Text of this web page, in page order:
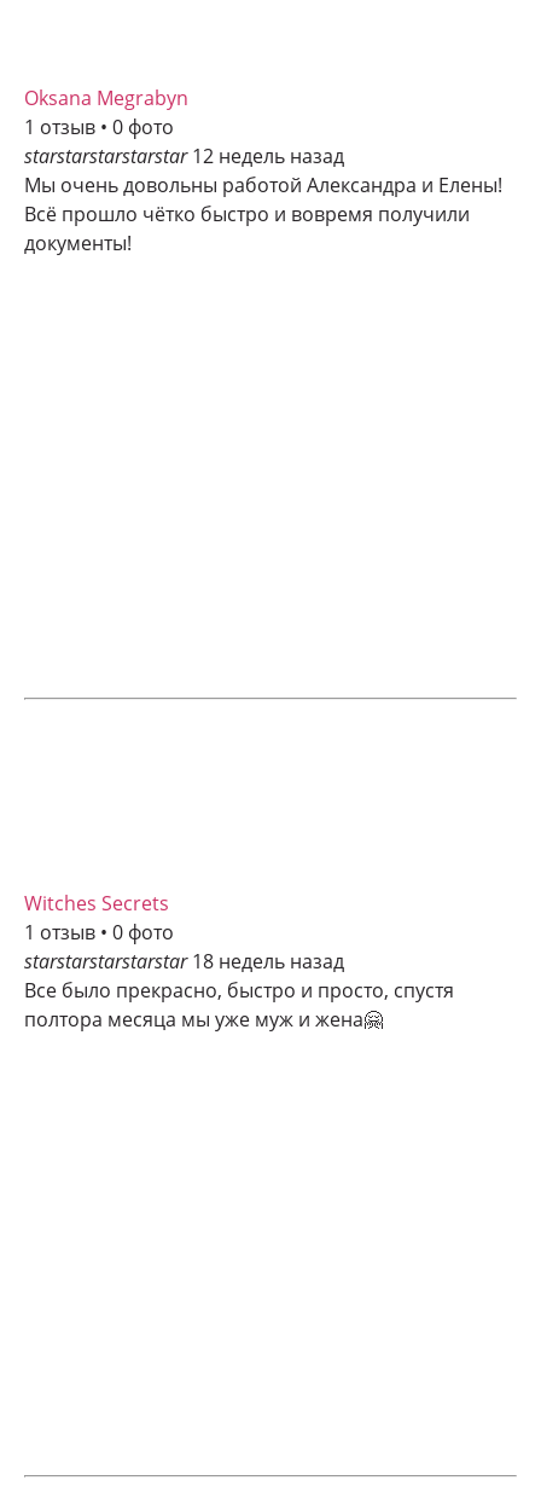
Oksana Megrabyn
1 отзыв • 0 фото
starstarstarstarstar 12 недель назад
Мы очень довольны работой Александра и Елены!
Всё прошло чётко быстро и вовремя получили
документы!
Witches Secrets
1 отзыв • 0 фото
starstarstarstarstar 18 недель назад
Все было прекрасно, быстро и просто, спустя
полтора месяца мы уже муж и жена🤗